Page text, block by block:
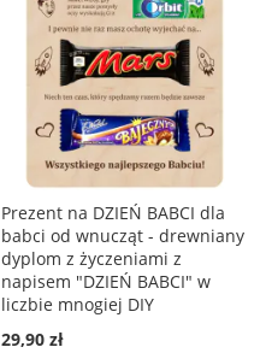
Prezent na DZIEŃ BABCI dla
babci od wnucząt - drewniany
dyplom z życzeniami z
napisem "DZIEŃ BABCI" w
liczbie mnogiej DIY
29,90 zł